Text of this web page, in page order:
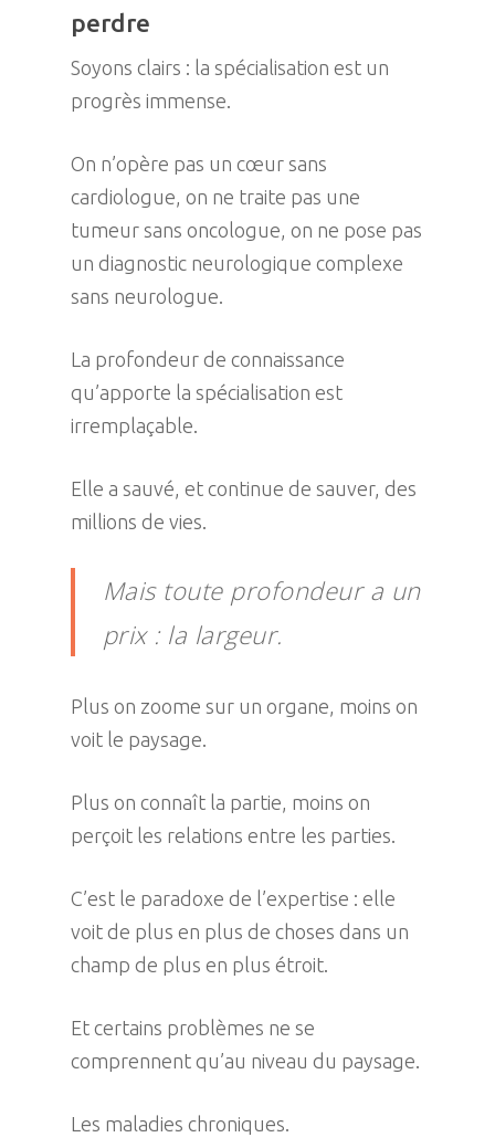
perdre
Soyons clairs : la spécialisation est un
progrès immense.
On n’opère pas un cœur sans
cardiologue, on ne traite pas une
tumeur sans oncologue, on ne pose pas
un diagnostic neurologique complexe
sans neurologue.
La profondeur de connaissance
qu’apporte la spécialisation est
irremplaçable.
Elle a sauvé, et continue de sauver, des
millions de vies.
Mais toute profondeur a un
prix : la largeur.
Plus on zoome sur un organe, moins on
voit le paysage.
Plus on connaît la partie, moins on
perçoit les relations entre les parties.
C’est le paradoxe de l’expertise : elle
voit de plus en plus de choses dans un
champ de plus en plus étroit.
Et certains problèmes ne se
comprennent qu’au niveau du paysage.
Les maladies chroniques.